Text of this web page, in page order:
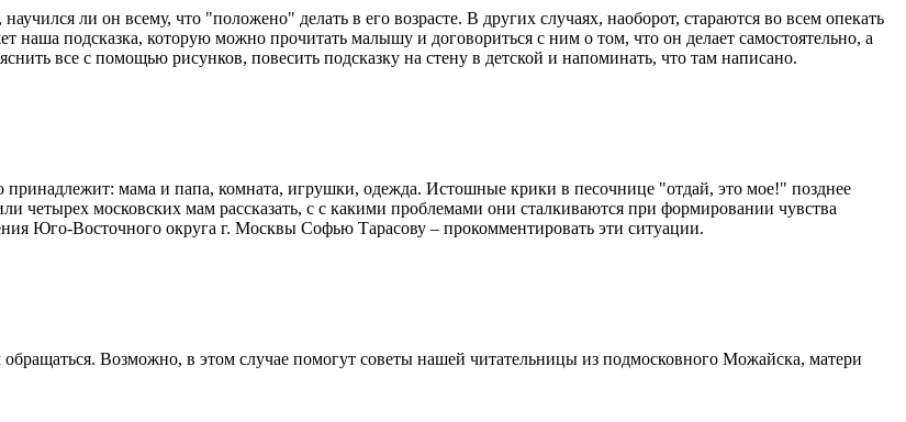
ли он всему, что "положено" делать в его возрасте. В других случаях, наоборот, стараются во всем опекать
наша подсказка, которую можно прочитать малышу и договориться с ним о том, что он делает самостоятельно, а
все с помощью рисунков, повесить подсказку на стену в детской и напоминать, что там написано.
принадлежит: мама и папа, комната, игрушки, одежда. Истошные крики в песочнице "отдай, это мое!" позднее
четырех московских мам рассказать, с с какими проблемами они сталкиваются при формировании чувства
Юго-Восточного округа г. Москвы Софью Тарасову – прокомментировать эти ситуации.
Возможно, в этом случае помогут советы нашей читательницы из подмосковного Можайска, матери